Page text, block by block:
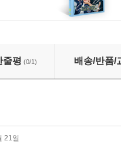
Hits Collected) [옐로우
줄평 (0/1) 배송/반품/
21일